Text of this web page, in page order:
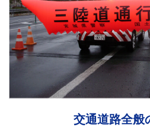
交通道路全般